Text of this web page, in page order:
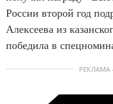
России второй год
Алексeева из
победила в
РЕКЛАМА